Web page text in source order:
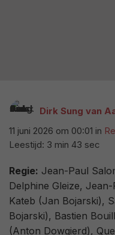
Dirk Sung van
11 juni 2026 om 00:01 in
Leestijd: 3 min 43 sec
Regie: Jean-Paul
Delphine Gleize, Jean-
Kateb (Jan Bojarski),
Bojarski), Bastien
(Anton Dowgierd),